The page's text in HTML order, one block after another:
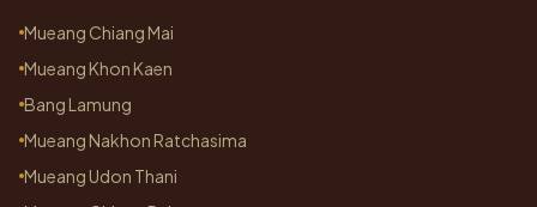
Mueang Chiang Mai
Mueang Khon Kaen
Bang Lamung
Mueang Nakhon Ratchasima
Mueang Udon Thani